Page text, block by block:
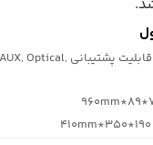
پشتیبانی Optical,
190*350*410mm